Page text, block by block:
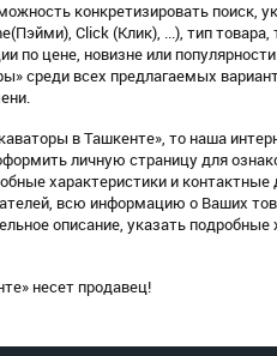
конкретизировать поиск,
Click (Клик), ...), тип
по цене, новизне или
среди всех предлагаемых
в Ташкенте», то наша
личную страницу для
характеристики и
всю информацию о Ваших
описание, указать
несет продавец!